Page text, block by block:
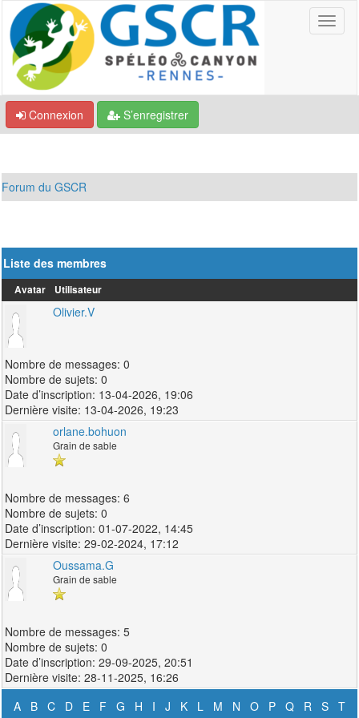
Connexion S’enregistrer
Forum du GSCR
Liste des membres
Avatar Utilisateur
Olivier.V
0
0
13-04-2026, 19:06
13-04-2026, 19:23
orlane.bohuon
Grain de sable
6
0
01-07-2022, 14:45
29-02-2024, 17:12
Oussama.G
Grain de sable
5
0
29-09-2025, 20:51
28-11-2025, 16:26
A
B C D E F G H I J K L M N O P Q R S
T